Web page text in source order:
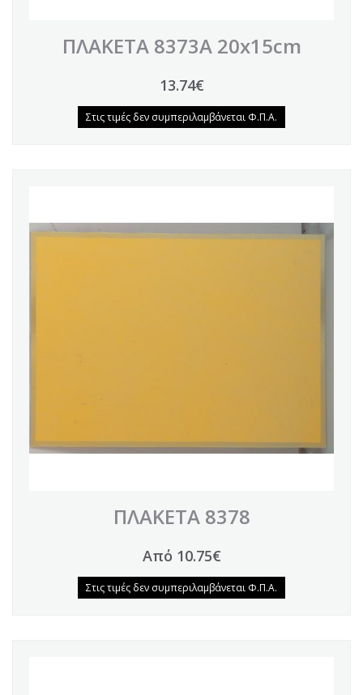
ΠΛΑΚΕΤΑ 8373A 20x15cm
13.74€
Στις τιμές δεν συμπεριλαμβάνεται Φ.Π.Α.
ΠΛΑΚΕΤΑ 8378
Από 10.75€
Στις τιμές δεν συμπεριλαμβάνεται Φ.Π.Α.